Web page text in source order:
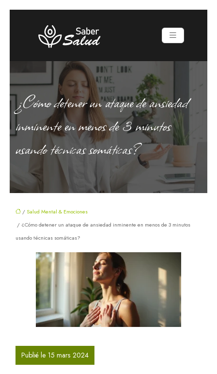
¿Cómo detener un ataque de ansiedad
inminente en menos de 3 minutos
usando técnicas somáticas?
/Salud Mental & Emociones
/ ¿Cómo detener un ataque de ansiedad inminente en menos de 3 minutos
usando técnicas somáticas?
Publié le 15 mars 2024